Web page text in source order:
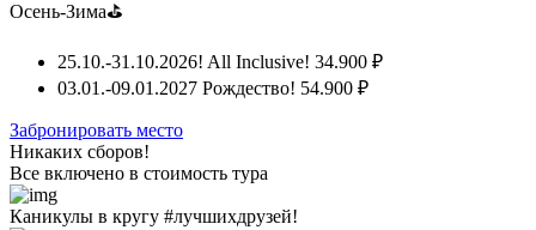
Осень-Зима⛳
25.10.-31.10.2026! All Inclusive! 34.900 ₽
03.01.-09.01.2027 Рождество! 54.900 ₽
Забронировать место
Никаких сборов!
Все включено в стоимость тура
Каникулы в кругу #лучшихдрузей!